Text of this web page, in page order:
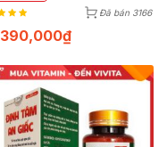
Đã bán 3166
390,000₫